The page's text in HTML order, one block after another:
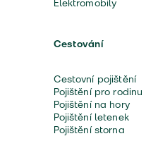
Elektromobily
Cestování
Cestovní pojištění
Pojištění pro rodinu
Pojištění na hory
Pojištění letenek
Pojištění storna